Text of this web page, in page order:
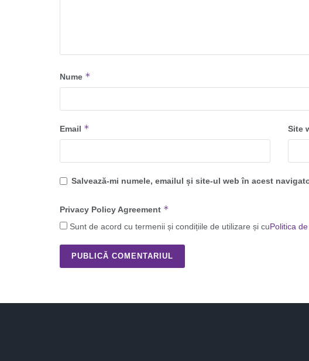
Nume *
Email * Site
Salvează-mi numele, emailul și site-ul web în acest
Privacy Policy Agreement *
Sunt de acord cu termenii și condițiile de utilizare și cuPolitica